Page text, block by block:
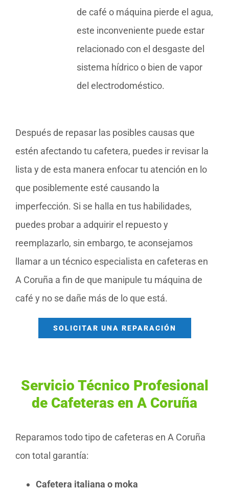
de café o máquina pierde el agua,
este inconveniente puede estar
relacionado con el desgaste del
sistema hídrico o bien de vapor
del electrodoméstico.
Después de repasar las posibles causas que
estén afectando tu cafetera, puedes ir revisar la
lista y de esta manera enfocar tu atención en lo
que posiblemente esté causando la
imperfección. Si se halla en tus habilidades,
puedes probar a adquirir el repuesto y
reemplazarlo, sin embargo, te aconsejamos
llamar a un técnico especialista en cafeteras en
A Coruña a fin de que manipule tu máquina de
café y no se dañe más de lo que está.
SOLICITAR UNA REPARACIÓN
Servicio Técnico Profesional
de Cafeteras en A Coruña
Reparamos todo tipo de cafeteras en A Coruña
con total garantía:
Cafetera italiana o moka